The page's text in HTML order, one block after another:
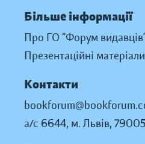
Більше інформації
Про ГО “Форум
Презентаційні матеріали
Контакти
а/с 6644, м. Львів,